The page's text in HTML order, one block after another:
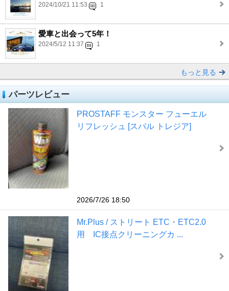
2024/10/21 11:53 1
愛車と出会って5年！
2024/5/12 11:37 1
もっと見る
パーツレビュー
PROSTAFF モンスター フューエル
リフレッシュ [スバル トレジア]
2026/7/26 18:50
Mr.Plus / ストリート ETC・ETC2.0
用 IC接点クリーニングカ ...